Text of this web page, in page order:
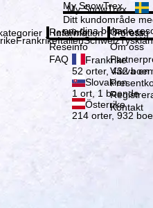
My SnowTrex
My SnowTrex
Ditt kundområde
om dina bokade
FrankrikeItalienSchweiz
Frankrike
52 orter, 432
Slovakien
1 ort, 1 boende
Österrike
214 orter, 932
Information
Reseinfo
Reseinfo
FAQ
Företag
Om oss
Om oss
Värva en
Kontakt